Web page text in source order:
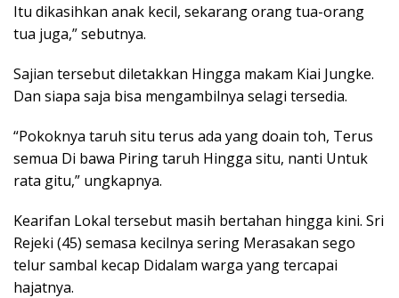
Itu dikasihkan anak kecil, sekarang orang tua-orang
tua juga,” sebutnya.
Sajian tersebut diletakkan Hingga makam Kiai Jungke.
Dan siapa saja bisa mengambilnya selagi tersedia.
“Pokoknya taruh situ terus ada yang doain toh, Terus
semua Di bawa Piring taruh Hingga situ, nanti Untuk
rata gitu,” ungkapnya.
Kearifan Lokal tersebut masih bertahan hingga kini. Sri
Rejeki (45) semasa kecilnya sering Merasakan sego
telur sambal kecap Didalam warga yang tercapai
hajatnya.